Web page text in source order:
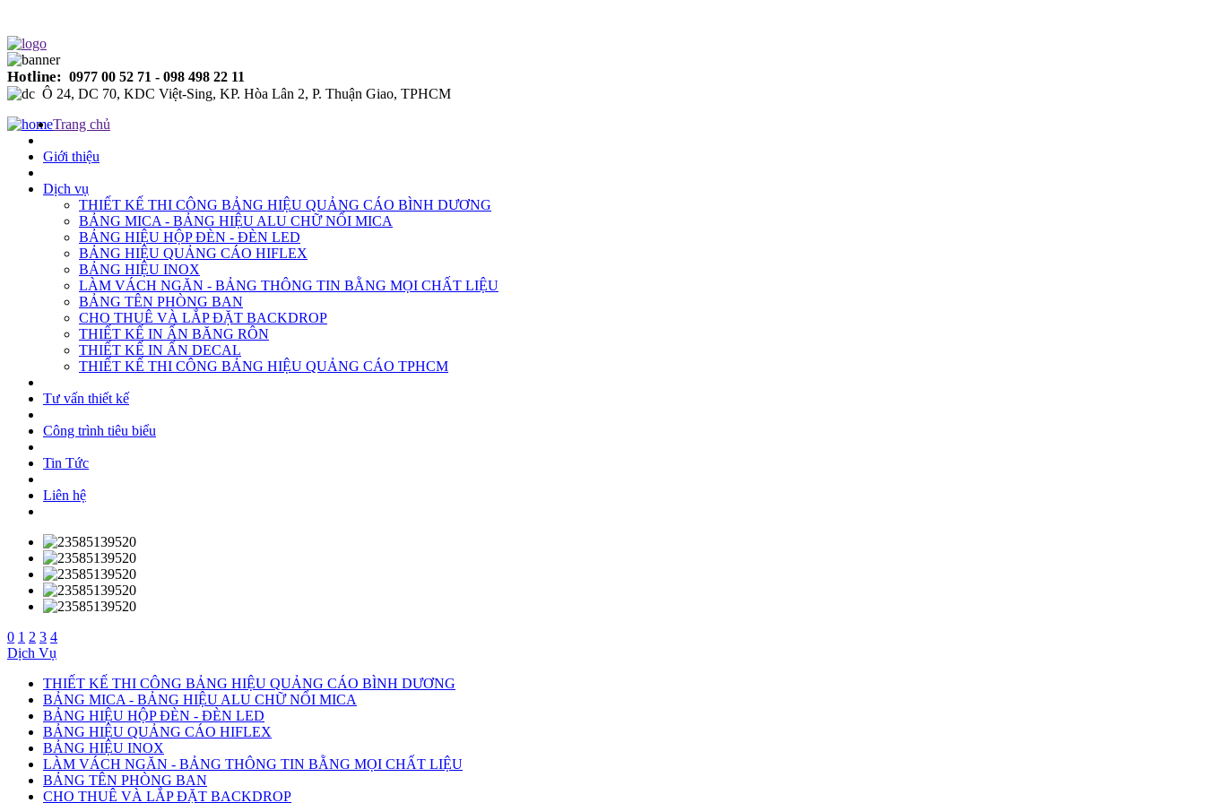
Hotline: 0977 00 52 71 - 098 498 22 11
Ô 24, DC 70, KDC Việt-Sing, KP. Hòa Lân 2, P. Thuận Giao, TPHCM
Trang chủ
Giới thiệu
Dịch vụ
THIẾT KẾ THI CÔNG BẢNG HIỆU QUẢNG CÁO BÌNH DƯƠNG
BẢNG MICA - BẢNG HIỆU ALU CHỮ NỔI MICA
BẢNG HIỆU HỘP ĐÈN - ĐÈN LED
BẢNG HIỆU QUẢNG CÁO HIFLEX
BẢNG HIỆU INOX
LÀM VÁCH NGĂN - BẢNG THÔNG TIN BẰNG MỌI CHẤT LIỆU
BẢNG TÊN PHÒNG BAN
CHO THUÊ VÀ LẮP ĐẶT BACKDROP
THIẾT KẾ IN ẤN BĂNG RÔN
THIẾT KẾ IN ẤN DECAL
THIẾT KẾ THI CÔNG BẢNG HIỆU QUẢNG CÁO TPHCM
Tư vấn thiết kế
Công trình tiêu biểu
Tin Tức
Liên hệ
0 1 2 3 4
Dịch Vụ
THIẾT KẾ THI CÔNG BẢNG HIỆU QUẢNG CÁO BÌNH DƯƠNG
BẢNG MICA - BẢNG HIỆU ALU CHỮ NỔI MICA
BẢNG HIỆU HỘP ĐÈN - ĐÈN LED
BẢNG HIỆU QUẢNG CÁO HIFLEX
BẢNG HIỆU INOX
LÀM VÁCH NGĂN - BẢNG THÔNG TIN BẰNG MỌI CHẤT LIỆU
BẢNG TÊN PHÒNG BAN
CHO THUÊ VÀ LẮP ĐẶT BACKDROP